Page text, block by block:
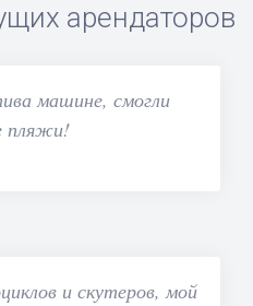
арендаторов
машине, смогли
пляжи!
и скутеров, мой